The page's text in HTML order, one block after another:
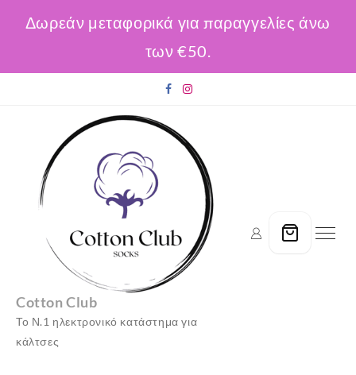
Δωρεάν μεταφορικά για παραγγελίες άνω
των €50.
Cotton Club
Το Ν.1 ηλεκτρονικό κατάστημα για
κάλτσες